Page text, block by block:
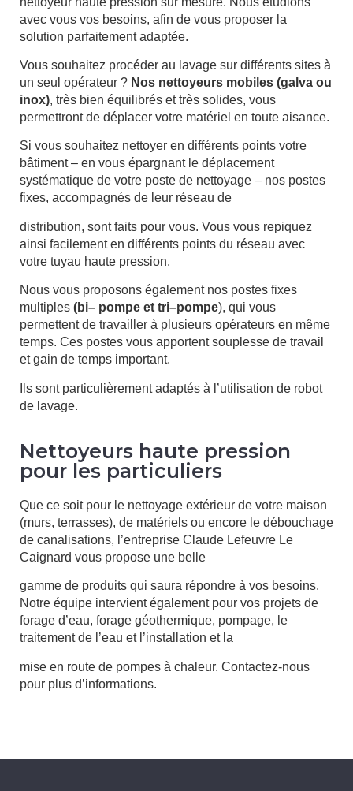
avec vous vos besoins, afin de vous proposer la
solution parfaitement adaptée.
Vous souhaitez procéder au lavage sur différents sites à
un seul opérateur ? Nos nettoyeurs mobiles (galva ou
inox), très bien équilibrés et très solides, vous
permettront de déplacer votre matériel en toute aisance.
Si vous souhaitez nettoyer en différents points votre
bâtiment – en vous épargnant le déplacement
systématique de votre poste de nettoyage – nos postes
fixes, accompagnés de leur réseau de
distribution, sont faits pour vous. Vous vous repiquez
ainsi facilement en différents points du réseau avec
votre tuyau haute pression.
Nous vous proposons également nos postes fixes
multiples (bi– pompe et tri–pompe), qui vous
permettent de travailler à plusieurs opérateurs en même
temps. Ces postes vous apportent souplesse de travail
et gain de temps important.
Ils sont particulièrement adaptés à l’utilisation de robot
de lavage.
Nettoyeurs haute pression
pour les particuliers
Que ce soit pour le nettoyage extérieur de votre maison
(murs, terrasses), de matériels ou encore le débouchage
de canalisations, l’entreprise Claude Lefeuvre Le
Caignard vous propose une belle
gamme de produits qui saura répondre à vos besoins.
Notre équipe intervient également pour vos projets de
forage d’eau, forage géothermique, pompage, le
traitement de l’eau et l’installation et la
mise en route de pompes à chaleur. Contactez-nous
pour plus d’informations.